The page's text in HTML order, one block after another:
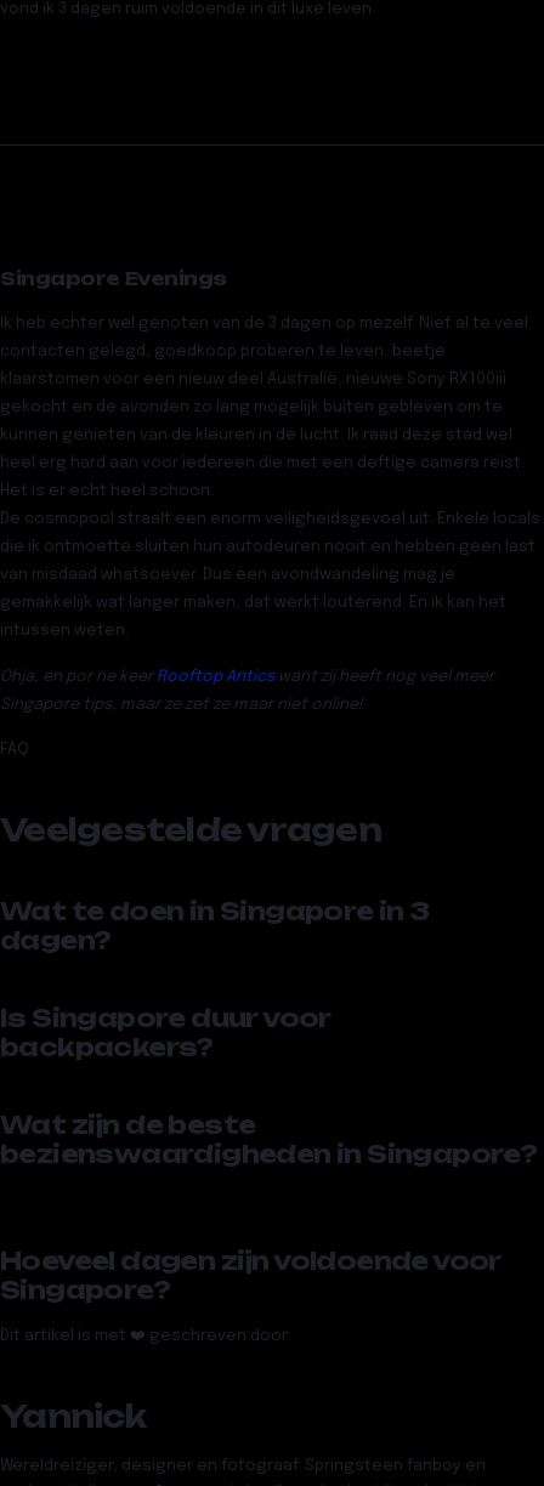
vond ik 3 dagen ruim voldoende in dit luxe leven.
Singapore Evenings
Ik heb echter wel genoten van de 3 dagen op mezelf. Niet al te veel
contacten gelegd, goedkoop proberen te leven, beetje
klaarstomen voor een nieuw deel Australië, nieuwe Sony RX100iii
gekocht en de avonden zo lang mogelijk buiten gebleven om te
kunnen genieten van de kleuren in de lucht. Ik raad deze stad wel
heel erg hard aan voor iedereen die met een deftige camera reist.
Het is er echt heel schoon.
De cosmopool straalt een enorm veiligheidsgevoel uit. Enkele locals
die ik ontmoette sluiten hun autodeuren nooit en hebben geen last
van misdaad whatsoever. Dus een avondwandeling mag je
gemakkelijk wat langer maken, dat werkt louterend. En ik kan het
intussen weten.
Ohja, en por ne keer Rooftop Anticswant zij heeft nog veel meer
Singapore tips, maar ze zet ze maar niet online!
FAQ
Veelgestelde vragen
Wat te doen in Singapore in 3
dagen?
Is Singapore duur voor
backpackers?
Wat zijn de beste
bezienswaardigheden in Singapore?
Hoeveel dagen zijn voldoende voor
Singapore?
Dit artikel is met ❤️ geschreven door:
Yannick
Wereldreiziger, designer en fotograaf. Springsteen fanboy en